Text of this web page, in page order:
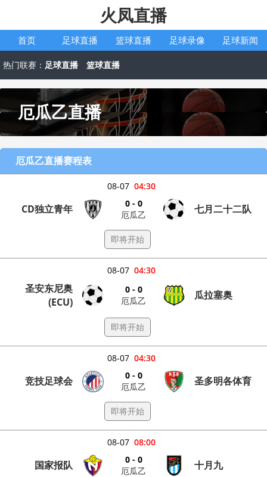
火凤直播
首页 足球直播 篮球直播 足球录像 足球新闻
热门联赛： 足球直播 篮球直播
厄瓜乙直播
厄瓜乙直播赛程表
04:30
08-07
CD独立青年
0 - 0
厄瓜乙
七月二十二队
即将开始
04:30
08-07
圣安东尼奥
(ECU)
0 - 0
厄瓜乙
瓜拉塞奥
即将开始
04:30
08-07
竞技足球会
0 - 0
厄瓜乙
圣多明各体育
即将开始
08:00
08-07
国家报队
0 - 0
厄瓜乙
十月九